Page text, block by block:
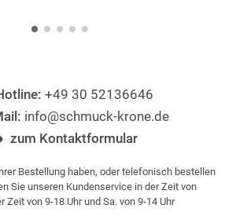
+49 30 52136646
info@schmuck-krone.de
zum Kontaktformular
Bestellung haben, oder telefonisch bestellen
Sie unseren Kundenservice in der Zeit von
Zeit von 9-18 Uhr und Sa. von 9-14 Uhr